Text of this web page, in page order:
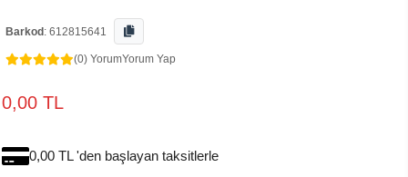
Barkod : 612815641
(0) YorumYorum Yap
0,00 TL
0,00 TL 'den başlayan taksitlerle